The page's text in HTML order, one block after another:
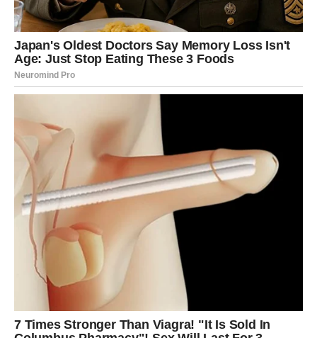
drugačijom ulogom – da vam pokaže koliko ste porasli i
zašto se više ne vraćate na staro.
POSAO I NOVAC – Nagrada za
godine strpljenja
Na poslovnom planu, druga polovina januara je
Jarac konačno vidi konkretne rezultate svog rada. Sve
ono što ste gradili polako, bez prečica – sada dobija oblik.
Posao
Mogući su:
priznanje autoriteta
stabilna ponuda